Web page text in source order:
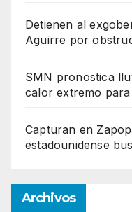
Detienen al
Aguirre por
SMN pronostica
calor extremo
Capturan en
estadounidense
Archivos